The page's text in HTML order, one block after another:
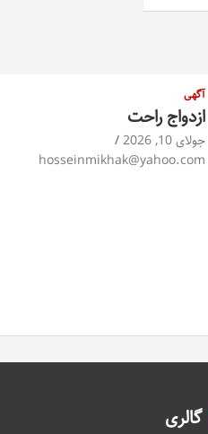
آگهی
ازدواج راحت
جولای 10, 2026
hosseinmikhak@yahoo.com
گالری